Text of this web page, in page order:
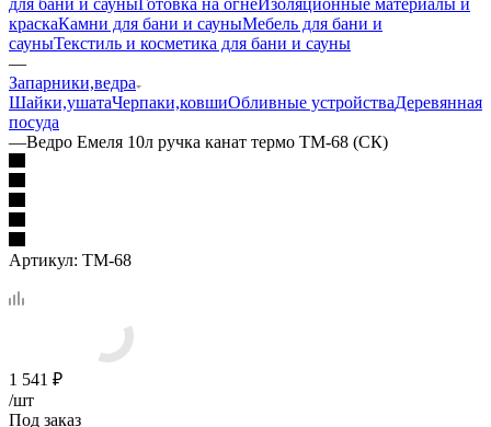
краскаКамни для бани и сауныМебель для бани и
сауныТекстиль и косметика для бани и сауны
—
Запарники,ведра
Шайки,ушатаЧерпаки,ковшиОбливные устройстваДеревянная
посуда
—Ведро Емеля 10л ручка канат термо ТМ-68 (СК)
Артикул: ТМ-68
1 541 ₽
/шт
Под заказ